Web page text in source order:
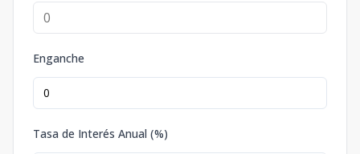
Enganche
Tasa de Interés Anual (%)